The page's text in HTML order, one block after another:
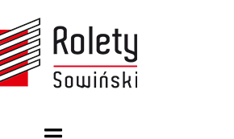
Przełącz